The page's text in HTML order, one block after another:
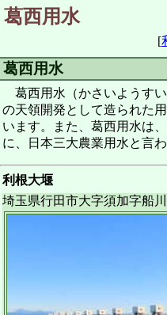
葛西用水
[
葛西用水
葛西用水（かさいようす
の天領開発として造られた
います。また、葛西用水は、
に、日本三大農業用水と言わ
利根大堰
埼玉県行田市大字須加字船川